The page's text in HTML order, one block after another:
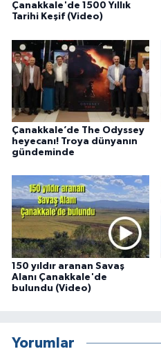
Çanakkale'de 1500 Yıllık
Tarihi Keşif (Video)
Çanakkale’de The Odyssey
heyecanı! Troya dünyanın
gündeminde
150 yıldır aranan Savaş
Alanı Çanakkale'de
bulundu (Video)
Yorumlar